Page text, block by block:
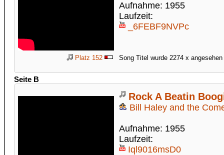
Aufnahme: 1955
Laufzeit:
_6FEBF9NVPc
Platz 152 Song Titel wurde 2274 x angesehen
Seite B
Rock A Beatin
Bill Haley and the
Aufnahme: 1955
Laufzeit:
Iql9016msD0